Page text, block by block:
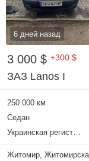
6 дней назад
3 000 $ +300 $
ЗАЗ Lanos I
250 000 км
Седан
Украинская регистрация
Житомир,